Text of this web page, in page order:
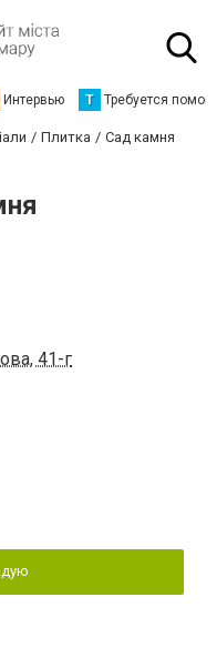
Интервью Т Требуется
Плитка Сад камня
41-г